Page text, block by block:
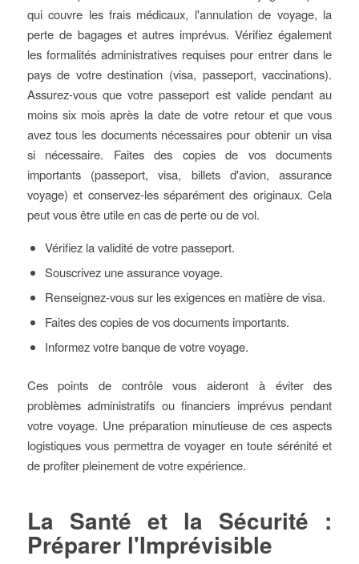
qui couvre les frais médicaux, l'annulation de voyage, la
perte de bagages et autres imprévus. Vérifiez également
les formalités administratives requises pour entrer dans le
pays de votre destination (visa, passeport, vaccinations).
Assurez-vous que votre passeport est valide pendant au
moins six mois après la date de votre retour et que vous
avez tous les documents nécessaires pour obtenir un visa
si nécessaire. Faites des copies de vos documents
importants (passeport, visa, billets d'avion, assurance
voyage) et conservez-les séparément des originaux. Cela
peut vous être utile en cas de perte ou de vol.
Vérifiez la validité de votre passeport.
Souscrivez une assurance voyage.
Renseignez-vous sur les exigences en matière de visa.
Faites des copies de vos documents importants.
Informez votre banque de votre voyage.
Ces points de contrôle vous aideront à éviter des
problèmes administratifs ou financiers imprévus pendant
votre voyage. Une préparation minutieuse de ces aspects
logistiques vous permettra de voyager en toute sérénité et
de profiter pleinement de votre expérience.
La Santé et la Sécurité :
Préparer l'Imprévisible